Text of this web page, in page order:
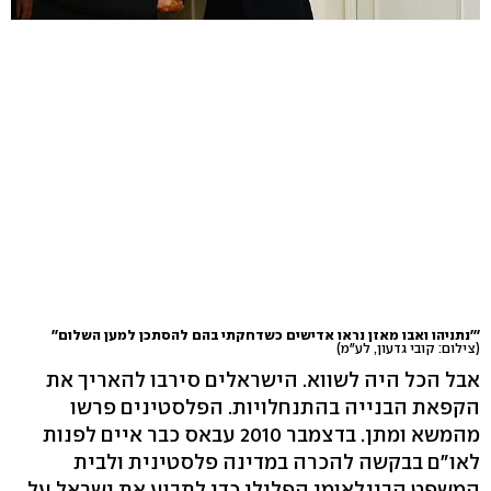
'''נתניהו ואבו מאזן נראו אדישים כשדחקתי בהם להסתכן למען השלום''
(צילום: קובי גדעון, לע"מ)
אבל הכל היה לשווא. הישראלים סירבו להאריך את
הקפאת הבנייה בהתנחלויות. הפלסטינים פרשו
מהמשא ומתן. בדצמבר 2010 עבאס כבר איים לפנות
לאו"ם בבקשה להכרה במדינה פלסטינית ולבית